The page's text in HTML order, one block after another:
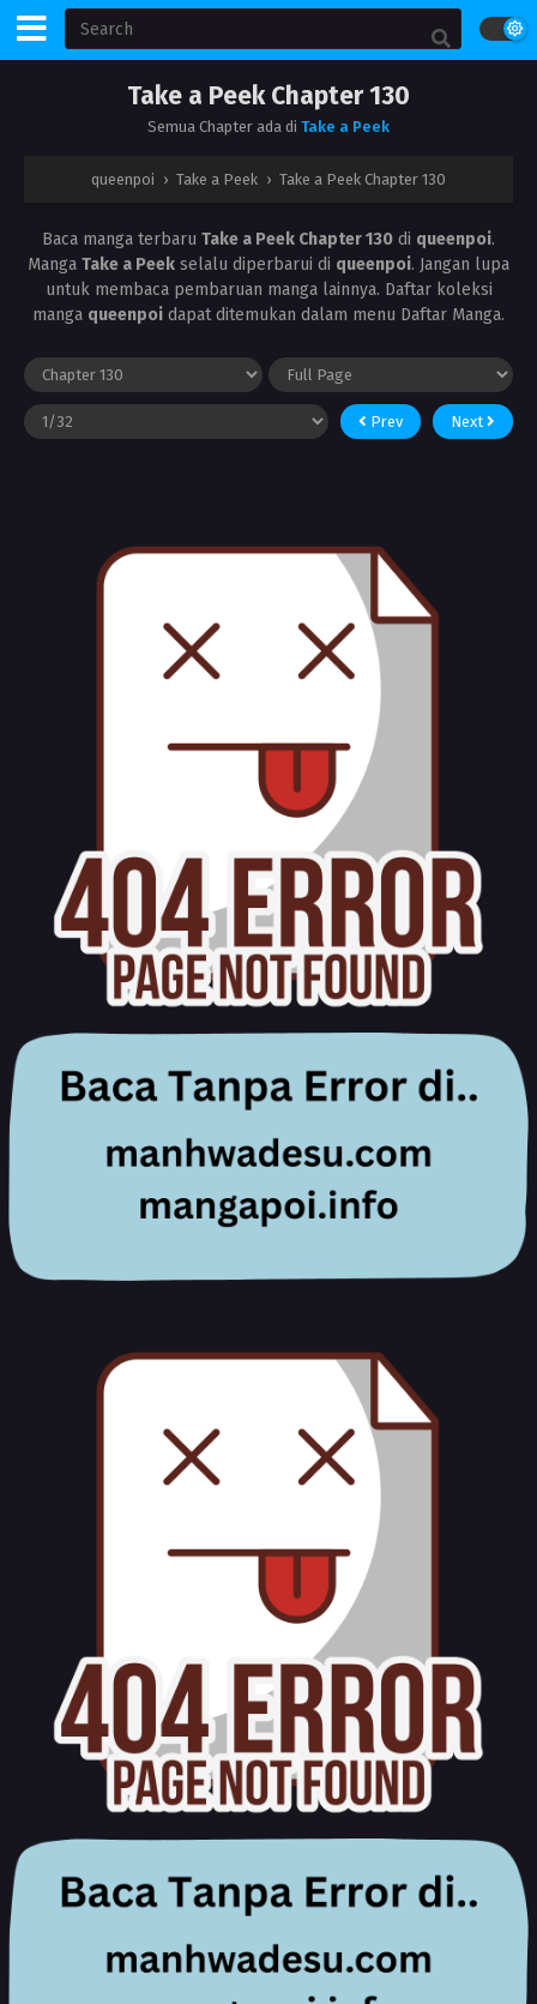
Take a Peek Chapter 130
Semua Chapter ada di Take a Peek
queenpoi › Take a Peek › Take a Peek Chapter 130
Baca manga terbaru Take a Peek Chapter 130 di queenpoi.
Manga Take a Peek selalu diperbarui di queenpoi. Jangan lupa
untuk membaca pembaruan manga lainnya. Daftar koleksi
manga queenpoi dapat ditemukan dalam menu Daftar Manga.
Prev Next